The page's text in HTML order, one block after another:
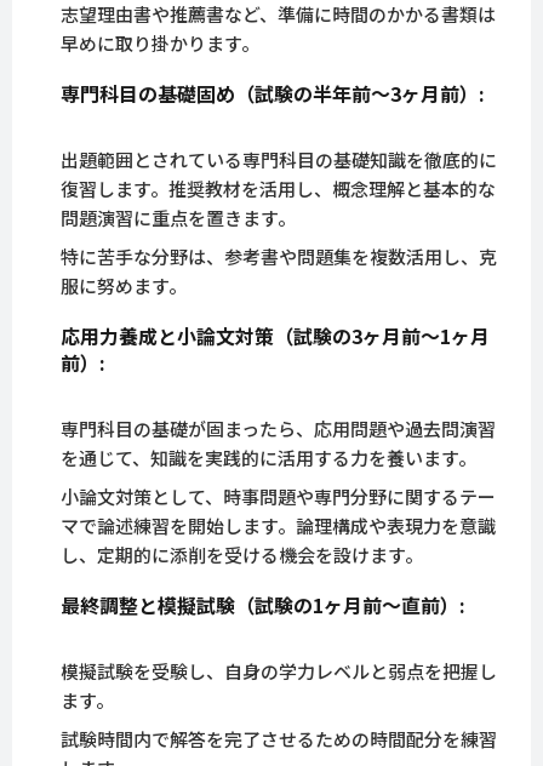
志望理由書や推薦書など、準備に時間のかかる書類は
早めに取り掛かります。
専門科目の基礎固め（試験の半年前～3ヶ月前）:
出題範囲とされている専門科目の基礎知識を徹底的に
復習します。推奨教材を活用し、概念理解と基本的な
問題演習に重点を置きます。
特に苦手な分野は、参考書や問題集を複数活用し、克
服に努めます。
応用力養成と小論文対策（試験の3ヶ月前～1ヶ月
前）:
専門科目の基礎が固まったら、応用問題や過去問演習
を通じて、知識を実践的に活用する力を養います。
小論文対策として、時事問題や専門分野に関するテー
マで論述練習を開始します。論理構成や表現力を意識
し、定期的に添削を受ける機会を設けます。
最終調整と模擬試験（試験の1ヶ月前～直前）:
模擬試験を受験し、自身の学力レベルと弱点を把握し
ます。
試験時間内で解答を完了させるための時間配分を練習